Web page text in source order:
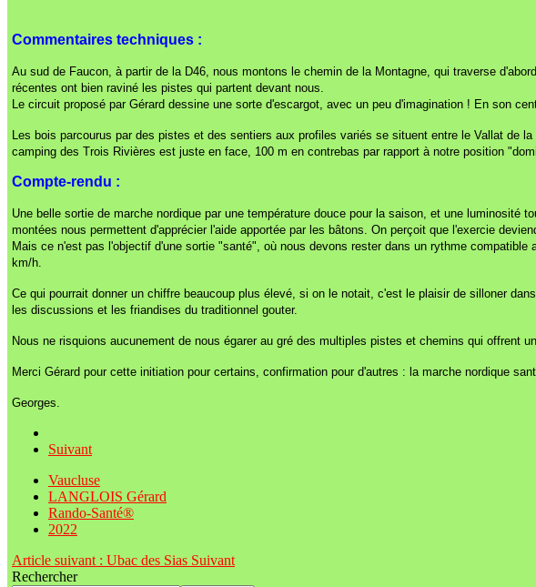
Commentaires techniques :
Au sud de Faucon, à partir de la D46, nous montons le chemin de la Montagne, qui traverse
récentes ont bien raviné les pistes qui partent devant nous.
Le circuit proposé par Gérard dessine une sorte d'escargot, avec un peu d'imagination ! En son
Les bois parcourus par des pistes et des sentiers aux profiles variés se situent entre le Vallat de
camping des Trois Rivières est juste en face, 100 m en contrebas par rapport à notre position
Compte-rendu :
Une belle sortie de marche nordique par une température douce pour la saison, et une
montées nous permettent d'apprécier l'aide apportée par les bâtons. On perçoit que l'exercie
Mais ce n'est pas l'objectif d'une sortie "santé", où nous devons rester dans un rythme
km/h.
Ce qui pourrait donner un chiffre beaucoup plus élevé, si on le notait, c'est le plaisir de silloner
les discussions et les friandises du traditionnel gouter.
Nous ne risquions aucunement de nous égarer au gré des multiples pistes et chemins qui offrent
Merci Gérard pour cette initiation pour certains, confirmation pour d'autres : la marche nordique
Georges.
Suivant
Vaucluse
LANGLOIS Gérard
Rando-Santé®
2022
Article suivant : Ubac des Sias Suivant
Rechercher